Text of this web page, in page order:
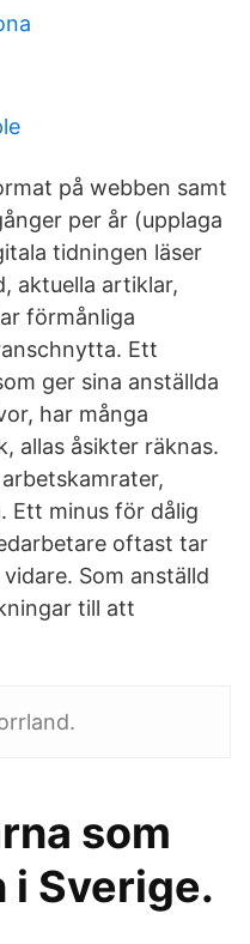
på webben samt
per år (upplaga
tidningen läser
aktuella artiklar,
förmånliga
Ett
ger sina anställda
har många
allas åsikter räknas.
Ett minus för dålig
oftast tar
Som anställd
till att
som
i Sverige.